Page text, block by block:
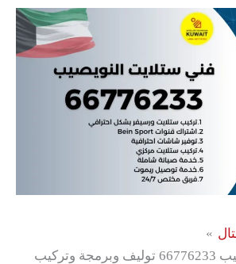
فني ستلايت النويصيب 66776233 توليف وبرمجة وتركيب